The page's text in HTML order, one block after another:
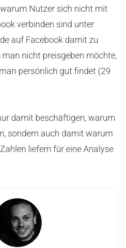
Nutzer sich nicht mit
verbinden sind unter
auf Facebook damit zu
man nicht preisgeben möchte,
persönlich gut findet (29
damit beschäftigen, warum
sondern auch damit warum
liefern für eine Analyse